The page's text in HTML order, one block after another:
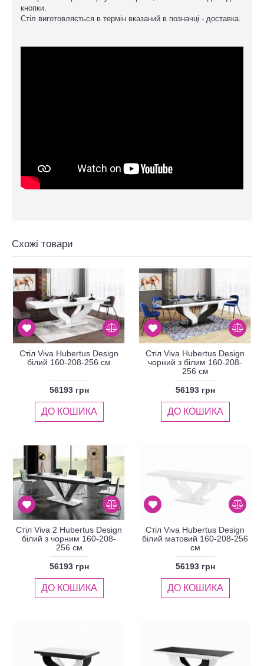
кнопки.
Стіл виготовляється в термін вказаний в позначці - доставка.
Схожі товари
Стіл Viva Hubertus Design
білий 160-208-256 см
56193 грн
ДО КОШИКА
Стіл Viva Hubertus Design
чорний з білим 160-208-
256 см
56193 грн
ДО КОШИКА
Стіл Viva 2 Hubertus Design
білий з чорним 160-208-
256 см
56193 грн
ДО КОШИКА
Стіл Viva Hubertus Design
білий матовий 160-208-256
см
56193 грн
ДО КОШИКА